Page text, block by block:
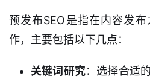
预发布SEO是指在内容发
作，主要包括以下几点：
关键词研究：选择合适